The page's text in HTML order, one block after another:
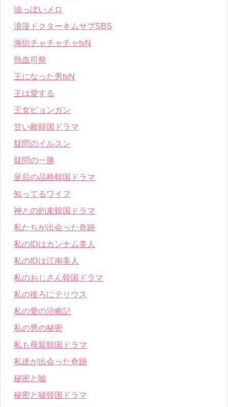
油っぽいメロ
浪漫ドクターキムサブSBS
海街チャチャチャtvN
熱血司祭
王になった男tvN
王は愛する
王女ピョンガン
甘い敵韓国ドラマ
疑問のイルスン
疑問の一勝
皇后の品格韓国ドラマ
知ってるワイフ
神との約束韓国ドラマ
私たちが出会った奇跡
私のIDはカンナム美人
私のIDは江南美人
私のおじさん韓国ドラマ
私の後ろにテリウス
私の愛の治癒記
私の男の秘密
私も母親韓国ドラマ
私達が出会った奇跡
秘密と嘘
秘密と嘘韓国ドラマ